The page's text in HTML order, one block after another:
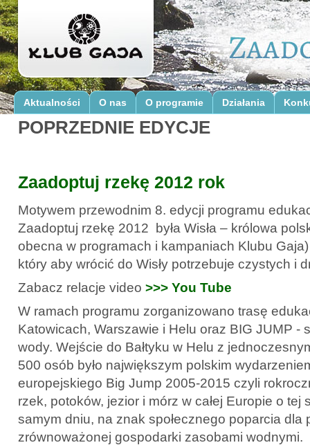
Aktualności O nas O programie Działania
POPRZEDNIE EDYCJE
Zaadoptuj rzekę 2012 rok
Motywem przewodnim 8. edycji programu
Zaadoptuj rzekę 2012 była Wisła – królowa
obecna w programach i kampaniach Klubu Gaja)
który aby wrócić do Wisły potrzebuje czystych i
Zabacz relacje video >>> You Tube
W ramach programu zorganizowano trasę
Katowicach, Warszawie i Helu oraz BIG JUMP -
wody. Wejście do Bałtyku w Helu z
500 osób było największym polskim
europejskiego Big Jump 2005-2015 czyli
rzek, potoków, jezior i mórz w całej Europie o tej
samym dniu, na znak społecznego poparcia dla
zrównoważonej gospodarki zasobami wodnymi.